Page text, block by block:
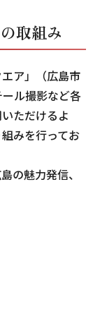
取組み
ア」（広島市
ル撮影など各
ただけるよ
みを行ってお
の魅力発信、